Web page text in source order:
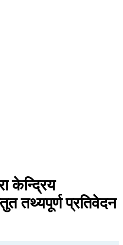
केन्द्रिय
तथ्यपूर्ण प्रतिवेदन